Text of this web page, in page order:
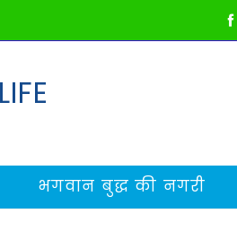
भगवान बुद्ध की नगरी